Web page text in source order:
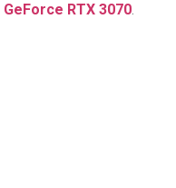
GeForce RTX 3070.